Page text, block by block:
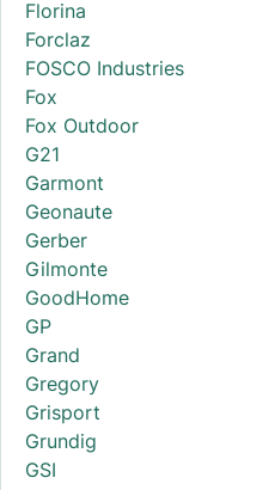
Florina
Forclaz
FOSCO Industries
Fox
Fox Outdoor
G21
Garmont
Geonaute
Gerber
Gilmonte
GoodHome
GP
Grand
Gregory
Grisport
Grundig
GSI